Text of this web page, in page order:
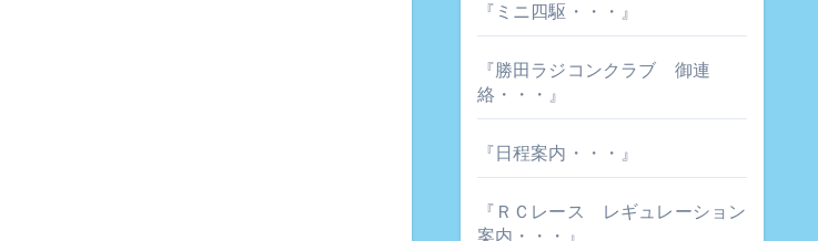
『ミニ四駆・・・』
『勝田ラジコンクラブ 御連
絡・・・』
『日程案内・・・』
『ＲＣレース レギュレーション
案内・・・』